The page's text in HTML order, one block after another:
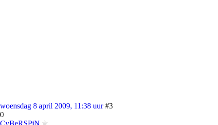
woensdag 8 april 2009, 11:38 uur #3
0
CyBeRSPiN